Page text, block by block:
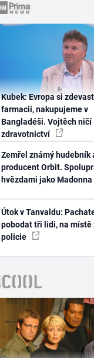
Kubek: Evropa si
farmacii, nakupujeme v
Bangladéši. Vojtěch ničí
zdravotnictví
Zemřel známý hudebník
producent Orbit.
hvězdami jako Madonna
Útok v Tanvaldu:
pobodat tři lidi, na místě
policie